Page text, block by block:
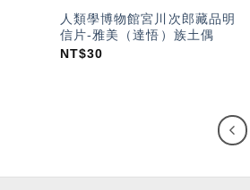
人類學博物館宮川次郎藏品明
信片-雅美（達悟）族土偶
NT$30